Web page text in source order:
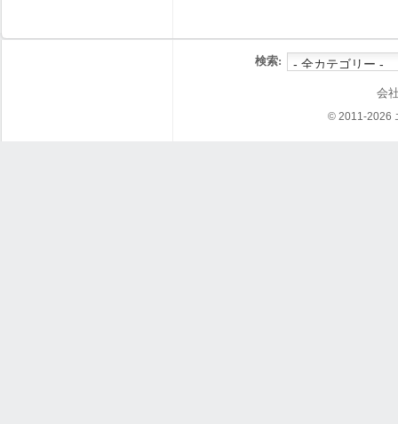
検索:
会
© 2011-2026